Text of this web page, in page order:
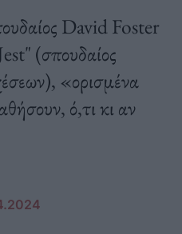
David Foster
(σπουδαίος
«ορισμένα
ό,τι κι αν